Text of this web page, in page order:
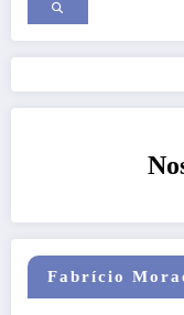
Fabrício